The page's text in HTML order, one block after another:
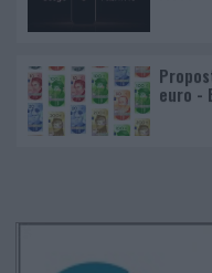
euro -